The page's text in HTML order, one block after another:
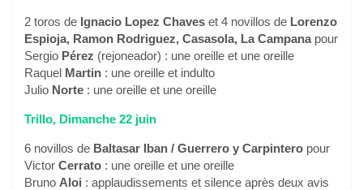
2 toros de Ignacio Lopez Chaves et 4 novillos de Lorenzo
Espioja, Ramon Rodriguez, Casasola, La Campanapour
Sergio Pérez (rejoneador) : une oreille et une oreille
Raquel Martin : une oreille et indulto
Julio Norte : une oreille et une oreille
Trillo, Dimanche 22 juin
6 novillos de Baltasar Iban / Guerrero y Carpintero pour
Victor Cerrato : une oreille et une oreille
Bruno Aloi : applaudissements et silence après deux avis